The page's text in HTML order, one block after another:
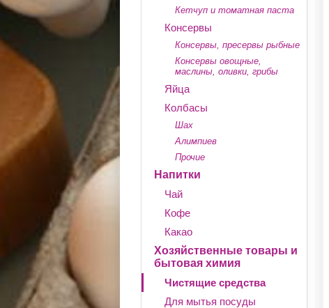
Кетчуп и томатная паста
Консервы
Консервы, пресервы рыбные
Консервы овощные,
маслины, оливки, грибы
Яйца
Колбасы
Шах
Алимпиев
Прочие
Напитки
Чай
Кофе
Какао
Хозяйственные товары и
бытовая химия
Чистящие средства
Для мытья посуды